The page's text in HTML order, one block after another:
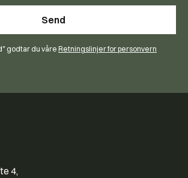
godtar du våre Retningslinjer for personvern
4,